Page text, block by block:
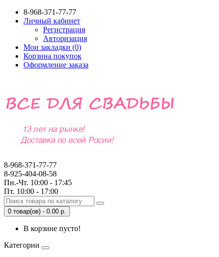
8-968-371-77-77
Личный кабинет
Регистрация
Авторизация
Мои закладки (0)
Корзина покупок
Оформление заказа
8-968-371-77-77
8-925-404-08-58
Пн.-Чт. 10:00 - 17:45
Пт. 10:00 - 17:00
0 товар(ов) - 0.00 р.
В корзине пусто!
Категории